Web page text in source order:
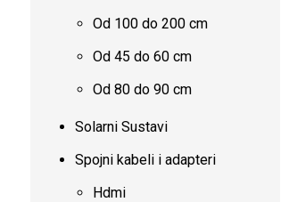
Od 100 do 200 cm
Od 45 do 60 cm
Od 80 do 90 cm
Solarni Sustavi
Spojni kabeli i adapteri
Hdmi